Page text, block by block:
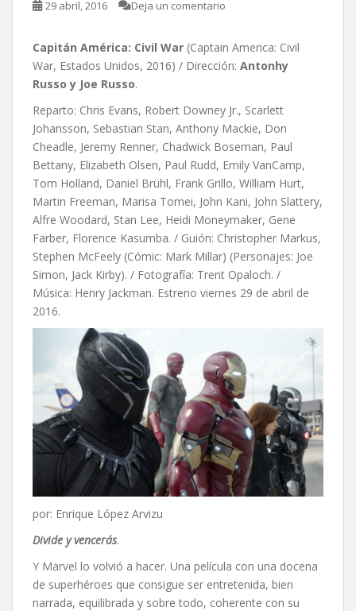
29 abril, 2016 Deja un comentario
Capitán América: Civil War (Captain America: Civil
War, Estados Unidos, 2016) / Dirección: Antonhy
Russo y Joe Russo.
Reparto: Chris Evans, Robert Downey Jr., Scarlett
Johansson, Sebastian Stan, Anthony Mackie, Don
Cheadle, Jeremy Renner, Chadwick Boseman, Paul
Bettany, Elizabeth Olsen, Paul Rudd, Emily VanCamp,
Tom Holland, Daniel Brühl, Frank Grillo, William Hurt,
Martin Freeman, Marisa Tomei, John Kani, John Slattery,
Alfre Woodard, Stan Lee, Heidi Moneymaker, Gene
Farber, Florence Kasumba. / Guión: Christopher Markus,
Stephen McFeely (Cómic: Mark Millar) (Personajes: Joe
Simon, Jack Kirby). / Fotografía: Trent Opaloch. /
Música: Henry Jackman. Estreno viernes 29 de abril de
2016.
por: Enrique López Arvizu
Divide y vencerás.
Y Marvel lo volvió a hacer. Una película con una docena
de superhéroes que consigue ser entretenida, bien
narrada, equilibrada y sobre todo, coherente con su